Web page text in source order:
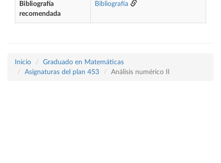
Bibliografía
recomendada
Bibliografía
Inicio
Graduado en Matemáticas
Asignaturas del plan 453
Análisis numérico II